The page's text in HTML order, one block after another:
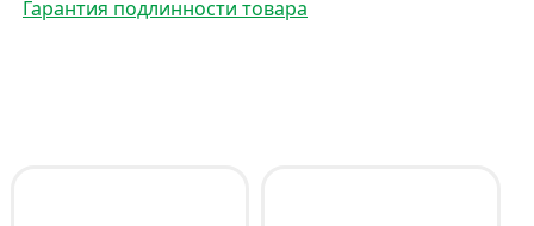
Гарантия подлинности товара